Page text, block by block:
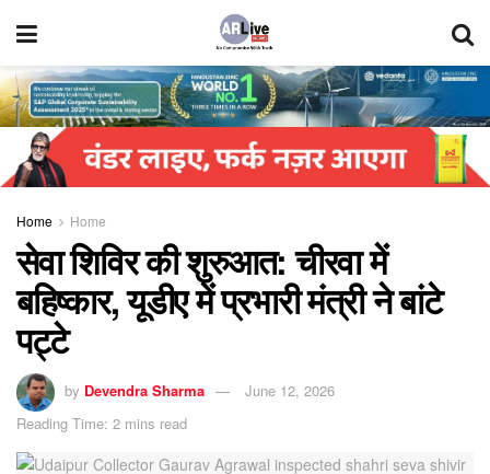
Home Home
सेवा शिविर की शुरुआत: चीरवा में
बहिष्कार, यूडीए में प्रभारी मंत्री ने बांटे
पट्टे
by Devendra Sharma
June 12, 2026
Reading Time: 2 mins read